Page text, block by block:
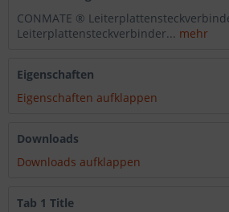
CONMATE ®
Leiterplattensteckverbinder... mehr
Eigenschaften
Eigenschaften aufklappen
Downloads
Downloads aufklappen
Tab 1 Title